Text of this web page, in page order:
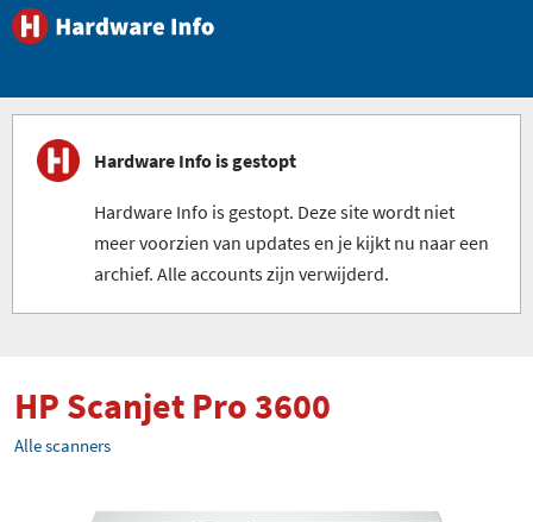
Hardware Info is gestopt
Hardware Info is gestopt. Deze site wordt niet
meer voorzien van updates en je kijkt nu naar een
archief. Alle accounts zijn verwijderd.
HP Scanjet Pro 3600
Alle scanners